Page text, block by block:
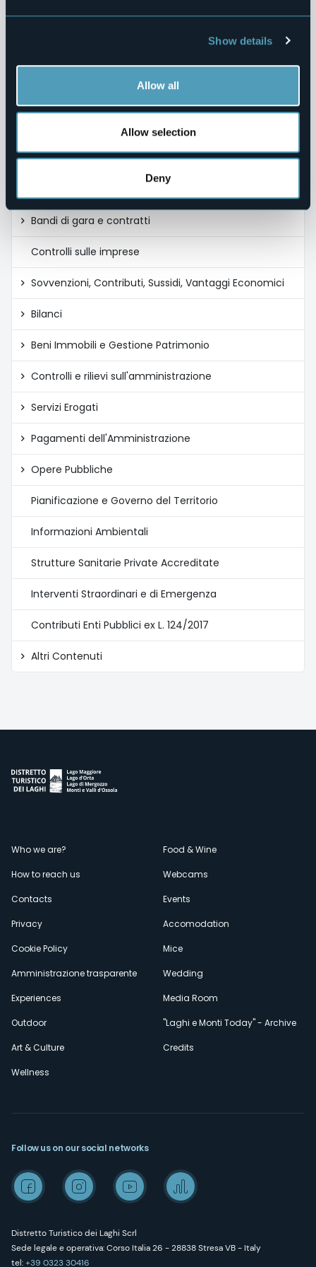
Show details
Allow all
Allow selection
Deny
Bandi di Concorso
Attività e Procedimenti
Bandi di gara e contratti
Controlli sulle imprese
Sovvenzioni, Contributi, Sussidi, Vantaggi Economici
Bilanci
Beni Immobili e Gestione Patrimonio
Controlli e rilievi sull'amministrazione
Servizi Erogati
Pagamenti dell'Amministrazione
Opere Pubbliche
Pianificazione e Governo del Territorio
Informazioni Ambientali
Strutture Sanitarie Private Accreditate
Interventi Straordinari e di Emergenza
Contributi Enti Pubblici ex L. 124/2017
Altri Contenuti
Menù
secondario
Who we are?
How to reach us
Contacts
Privacy
Cookie Policy
Amministrazione trasparente
Experiences
Outdoor
Art & Culture
Wellness
Food & Wine
Webcams
Events
Accomodation
Mice
Wedding
Media Room
"Laghi e Monti Today" - Archive
Credits
Distretto Turistico dei Laghi Scrl
Sede legale e operativa: Corso Italia 26 - 28838 Stresa VB - Italy
tel:+39 0323 30416
Follow us on our social networks